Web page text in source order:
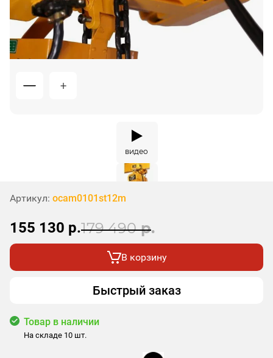
видео
Артикул: ocam0101st12m
155 130 р.179 490 р.
В корзину
Быстрый заказ
Товар в наличии
На складе 10 шт.